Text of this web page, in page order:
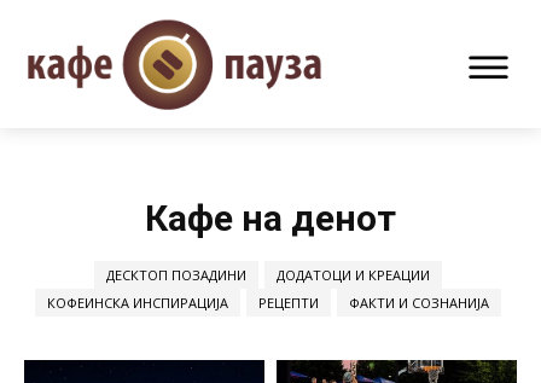
Кафе на денот
ДЕСКТОП ПОЗАДИНИ
ДОДАТОЦИ И КРЕАЦИИ
КОФЕИНСКА ИНСПИРАЦИЈА
РЕЦЕПТИ ФАКТИ И СОЗНАНИЈА